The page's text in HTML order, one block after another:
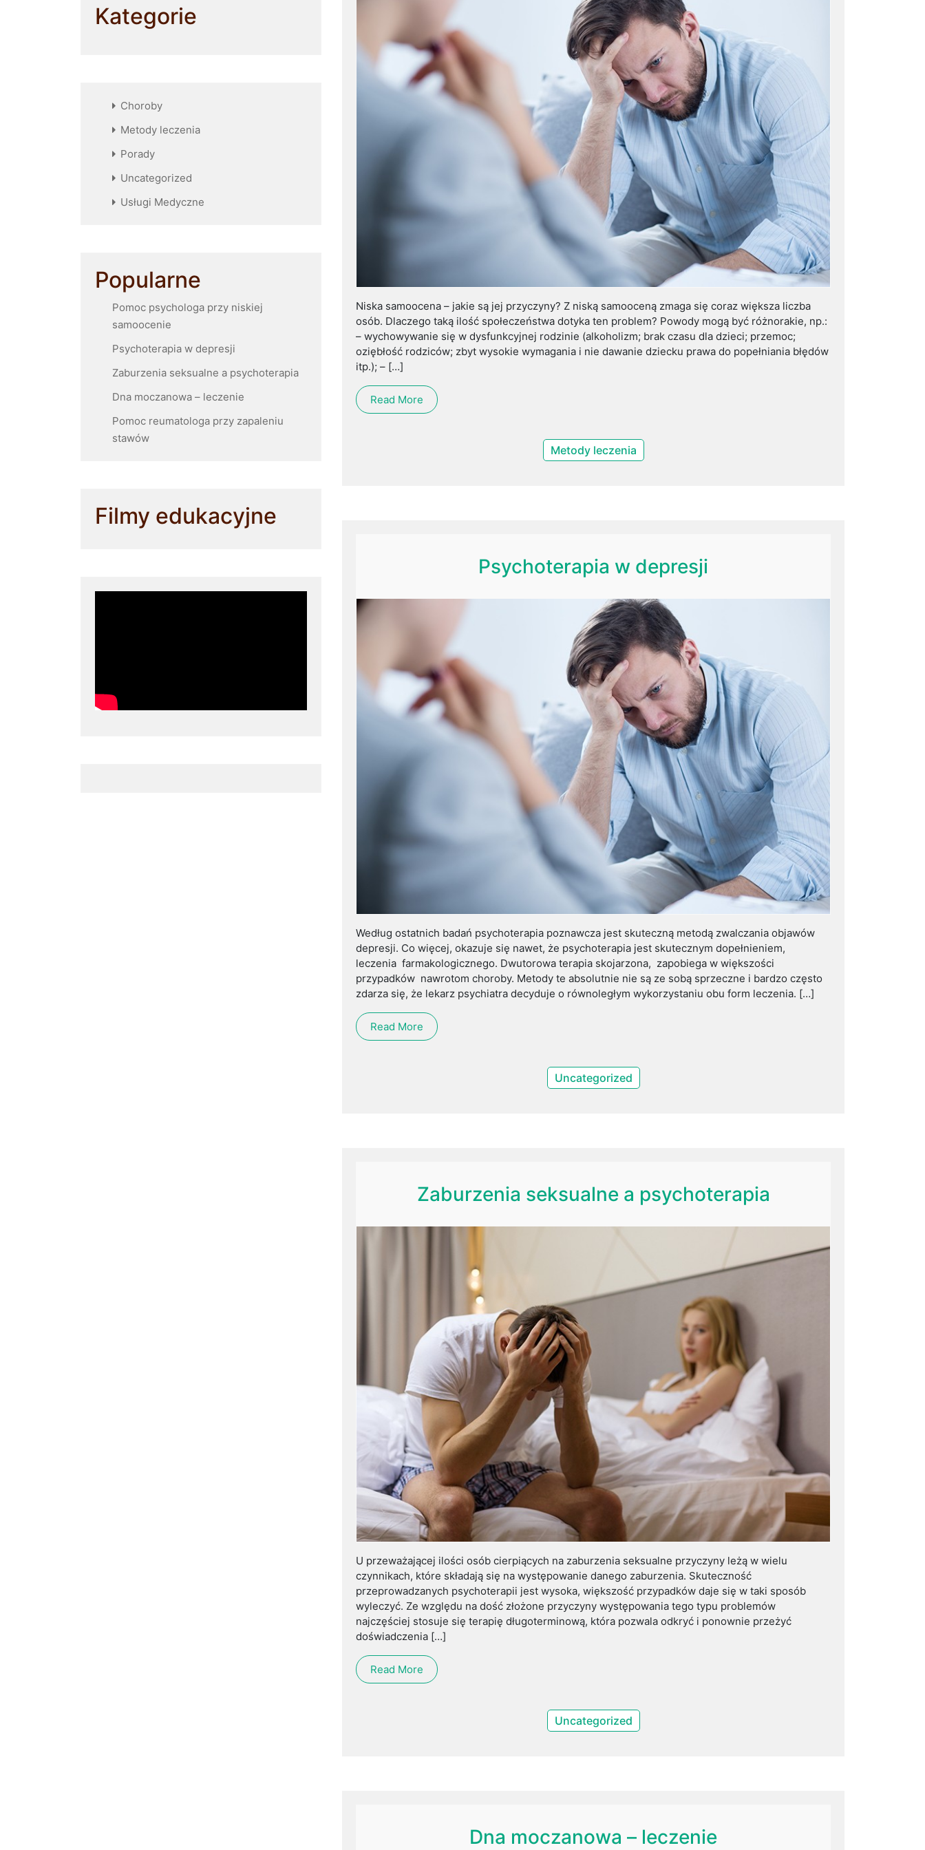
Kategorie
Choroby
Metody leczenia
Porady
Uncategorized
Usługi Medyczne
Popularne
Pomoc psychologa przy niskiej
samoocenie
Psychoterapia w depresji
Zaburzenia seksualne a psychoterapia
Dna moczanowa – leczenie
Pomoc reumatologa przy zapaleniu
stawów
Filmy edukacyjne
Niska samoocena – jakie są jej przyczyny? Z niską samooceną zmaga się coraz większa liczba
osób. Dlaczego taką ilość społeczeństwa dotyka ten problem? Powody mogą być różnorakie, np.:
– wychowywanie się w dysfunkcyjnej rodzinie (alkoholizm; brak czasu dla dzieci; przemoc;
oziębłość rodziców; zbyt wysokie wymagania i nie dawanie dziecku prawa do popełniania błędów
itp.); – […]
Read More
Metody leczenia
Psychoterapia w depresji
Według ostatnich badań psychoterapia poznawcza jest skuteczną metodą zwalczania objawów
depresji. Co więcej, okazuje się nawet, że psychoterapia jest skutecznym dopełnieniem,
leczenia farmakologicznego. Dwutorowa terapia skojarzona, zapobiega w większości
przypadków nawrotom choroby. Metody te absolutnie nie są ze sobą sprzeczne i bardzo często
zdarza się, że lekarz psychiatra decyduje o równoległym wykorzystaniu obu form leczenia. […]
Read More
Uncategorized
Zaburzenia seksualne a psychoterapia
U przeważającej ilości osób cierpiących na zaburzenia seksualne przyczyny leżą w wielu
czynnikach, które składają się na występowanie danego zaburzenia. Skuteczność
przeprowadzanych psychoterapii jest wysoka, większość przypadków daje się w taki sposób
wyleczyć. Ze względu na dość złożone przyczyny występowania tego typu problemów
najczęściej stosuje się terapię długoterminową, która pozwala odkryć i ponownie przeżyć
doświadczenia […]
Read More
Uncategorized
Dna moczanowa – leczenie